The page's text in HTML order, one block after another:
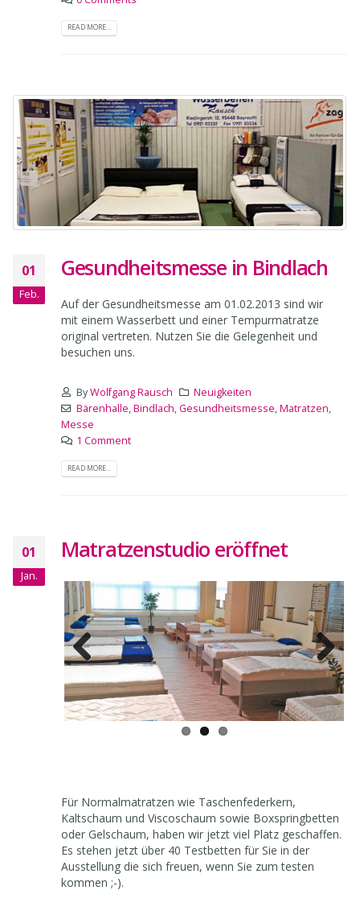
Matratzen,Räumungsverkauf
0 Comments
01
Auf der Gesundheitsmesse am 01.02.2013 sind wir
mit einem Wasserbett und einer Tempurmatratze
original vertreten. Nutzen Sie die Gelegenheit und
ByWolfgang Rausch
Neuigkeiten
Bärenhalle
Messe
1 Comment
01
Previous Next
Für Normalmatratzen wie Taschenfederkern,
Kaltschaum und Viscoschaum sowie Boxspringbetten
oder Gelschaum, haben wir jetzt viel Platz geschaffen.
Es stehen jetzt über 40 Testbetten für Sie in der
Ausstellung die sich freuen, wenn Sie zum testen